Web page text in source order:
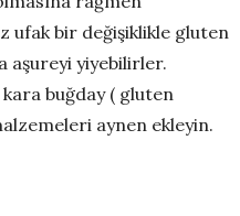
ufak bir değişiklikle gluten
aşureyi yiyebilirler.
kara buğday ( gluten
aynen ekleyin.